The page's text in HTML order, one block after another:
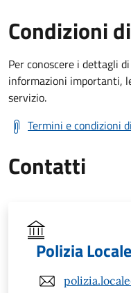
Condizioni
Per conoscere i dettagli
informazioni importanti,
servizio.
Termini e condizioni
Contatti
Polizia Locale